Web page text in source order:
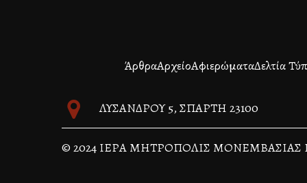
ΆρθραΑρχείοΑφιερώματαΔελτία
ΛΥΣΑΝΔΡΟΥ 5, ΣΠΑΡΤΗ 23100
© 2024 ΙΕΡΑ ΜΗΤΡΟΠΟΛΙΣ ΜΟΝΕΜΒΑΣΙΑΣ